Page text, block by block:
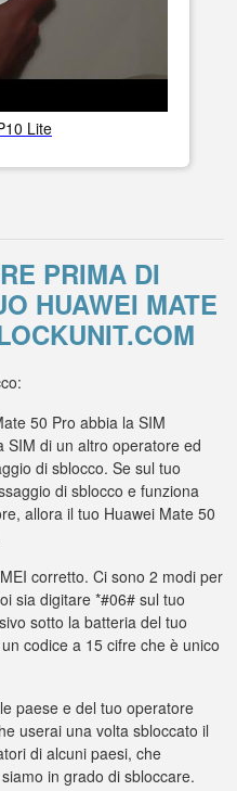
Lite
PRIMA DI
HUAWEI MATE
50 Pro abbia la SIM
SIM di un altro operatore ed
di sblocco. Se sul tuo
di sblocco e funziona
allora il tuo Huawei Mate 50
corretto. Ci sono 2 modi per
sia digitare *#06# sul tuo
sotto la batteria del tuo
codice a 15 cifre che è unico
paese e del tuo operatore
userai una volta sbloccato il
di alcuni paesi, che
in grado di sbloccare.